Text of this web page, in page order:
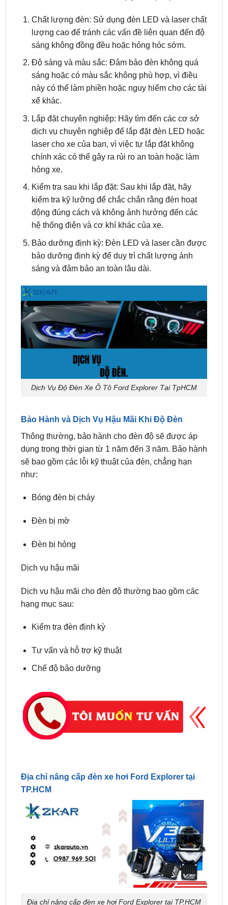
sáng không đồng đều hoặc hỏng hóc sớm.
Độ sáng và màu sắc: Đảm bảo đèn không quá
sáng hoặc có màu sắc không phù hợp, vì điều
này có thể làm phiền hoặc nguy hiểm cho các tài
xế khác.
Lắp đặt chuyên nghiệp: Hãy tìm đến các cơ sở
dịch vụ chuyên nghiệp để lắp đặt đèn LED hoặc
laser cho xe của bạn, vì việc tự lắp đặt không
chính xác có thể gây ra rủi ro an toàn hoặc làm
hỏng xe.
Kiểm tra sau khi lắp đặt: Sau khi lắp đặt, hãy
kiểm tra kỹ lưỡng để chắc chắn rằng đèn hoạt
động đúng cách và không ảnh hưởng đến các
hệ thống điện và cơ khí khác của xe.
Bảo dưỡng định kỳ: Đèn LED và laser cần được
bảo dưỡng định kỳ để duy trì chất lượng ánh
sáng và đảm bảo an toàn lâu dài.
Dịch Vụ Độ Đèn Xe Ô Tô Ford Explorer Tại TpHCM
Bảo Hành và Dịch Vụ Hậu Mãi Khi Độ Đèn
dụng trong thời gian từ 1 năm đến 3 năm. Bảo hành
sẽ bao gồm các lỗi kỹ thuật của đèn, chẳng hạn
như:
Bóng đèn bị cháy
Đèn bị mờ
Đèn bị hỏng
Dịch vụ hậu mãi
Dịch vụ hậu mãi cho đèn độ thường bao gồm các
Kiểm tra đèn định kỳ
Tư vấn và hỗ trợ kỹ thuật
Địa chỉ nâng cấp đèn xe hơi Ford Explorer tại TP.HCM